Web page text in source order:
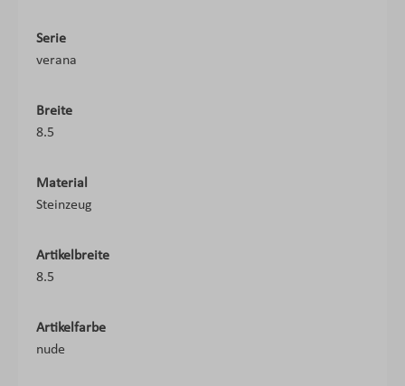
Serie
verana
Breite
8.5
Material
Steinzeug
Artikelbreite
8.5
Artikelfarbe
nude